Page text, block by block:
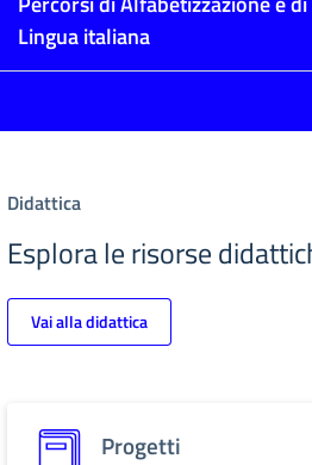
Lingua italiana
Didattica
Esplora le risorse
Vai alla didattica
Progetti